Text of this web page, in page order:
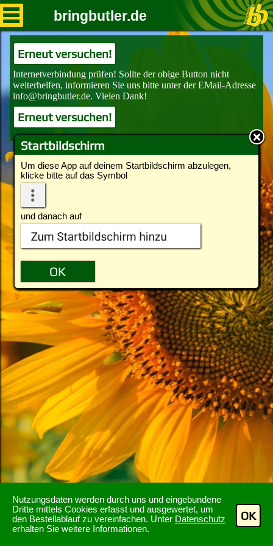
Nutzungsdaten werden durch uns und eingebundene
Dritte mittels Cookies erfasst und ausgewertet, um
den Bestellablauf zu vereinfachen. Unter Datenschutz
erhalten Sie weitere Informationen.
OK
Startbildschirm
Um diese App auf deinem Startbildschirm abzulegen,
klicke bitte auf das Symbol
und danach auf
bringbutler.de
Erneut versuchen!
Erneut versuchen!